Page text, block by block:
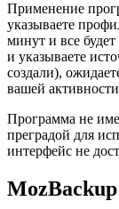
Применение
указываете
минут и все
и указываете
создали),
вашей
Программа не
преградой для
интерфейс не